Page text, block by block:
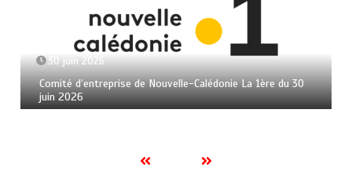
30 juin 2026
Comité d’entreprise de Nouvelle-Calédonie La 1ère du 30
juin 2026